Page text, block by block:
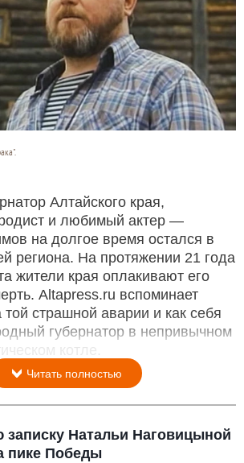
Алтайского края,
и любимый актер —
на долгое время остался в
региона. На протяжении 21 года
жители края оплакивают его
Altapress.ru вспоминает
той страшной аварии и как себя
губернатор в непривычном
котле.
Читать полностью
записку Натальи Наговицыной
пике Победы